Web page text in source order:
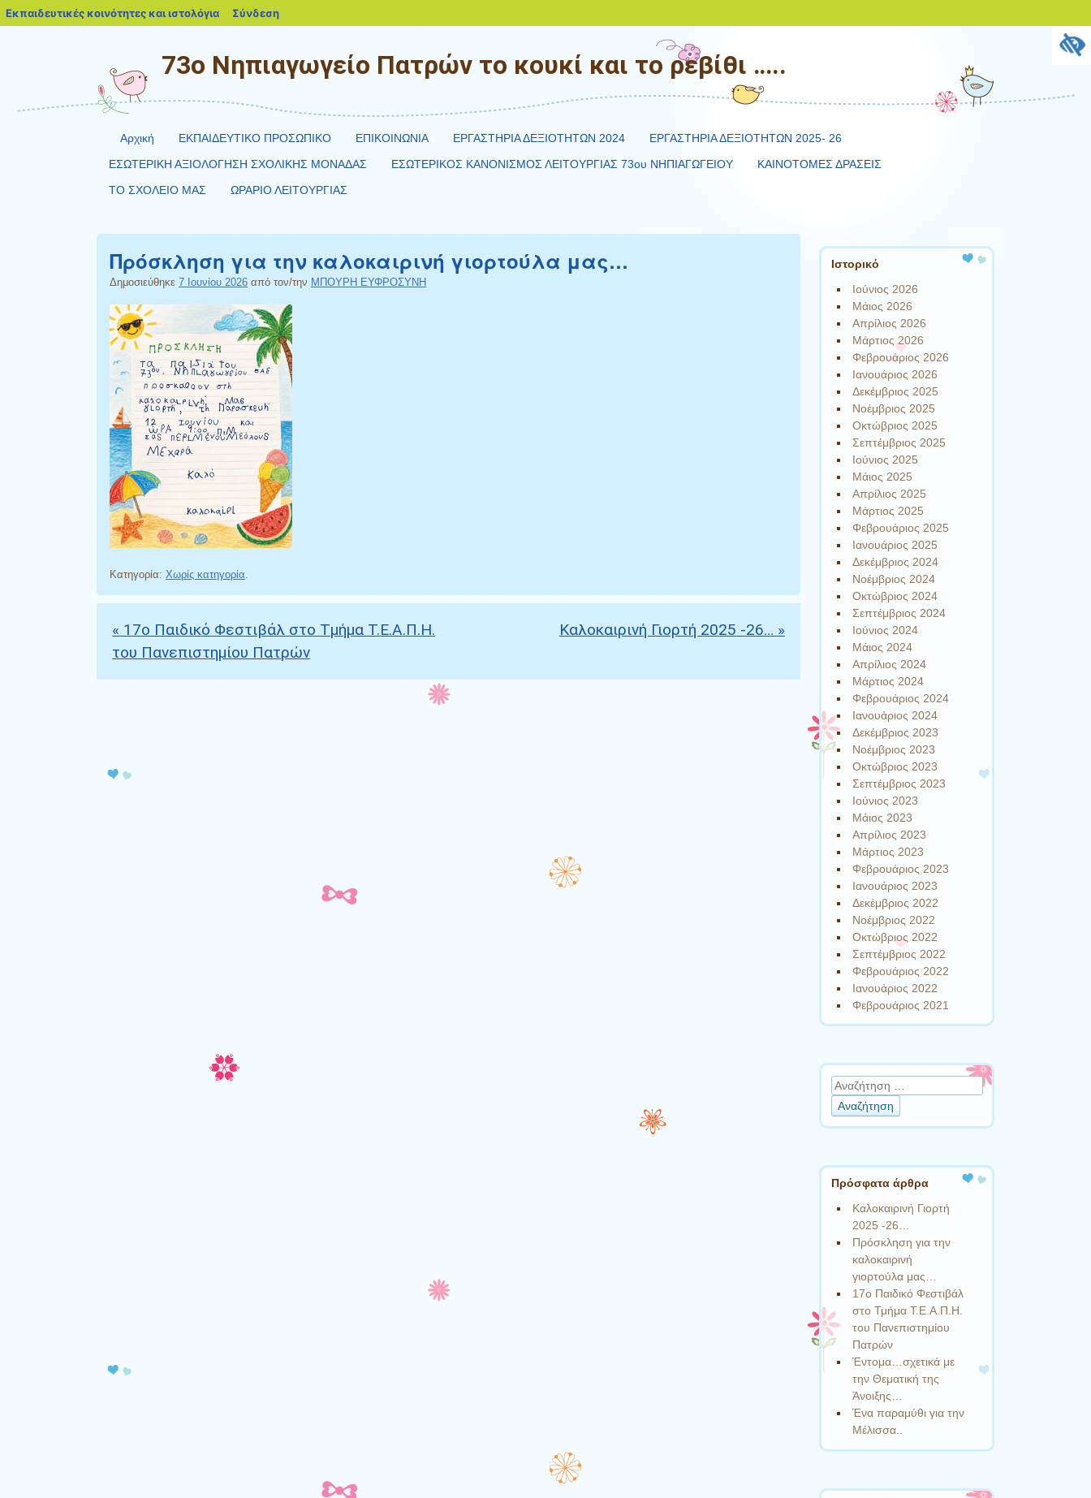
73ο Νηπιαγωγείο Πατρών το κουκί και το ρεβίθι …..
Αρχική ΕΚΠΑΙΔΕΥΤΙΚΟ ΠΡΟΣΩΠΙΚΟ ΕΠΙΚΟΙΝΩΝΙΑ ΕΡΓΑΣΤΗΡΙΑ ΔΕΞΙΟΤΗΤΩΝ 2024
ΕΡΓΑΣΤΗΡΙΑ ΔΕΞΙΟΤΗΤΩΝ 2025- 26
ΕΣΩΤΕΡΙΚΗ ΑΞΙΟΛΟΓΗΣΗ ΣΧΟΛΙΚΗΣ ΜΟΝΑΔΑΣ
ΕΣΩΤΕΡΙΚΟΣ ΚΑΝΟΝΙΣΜΟΣ ΛΕΙΤΟΥΡΓΙΑΣ 73ου ΝΗΠΙΑΓΩΓΕΙΟΥ
ΚΑΙΝΟΤΟΜΕΣ ΔΡΑΣΕΙΣ
ΤΟ ΣΧΟΛΕΙΟ ΜΑΣ
ΩΡΑΡΙΟ ΛΕΙΤΟΥΡΓΙΑΣ
Πρόσκληση για την καλοκαιρινή γιορτούλα μας…
Δημοσιεύθηκε 7 Ιουνίου 2026 από τον/την ΜΠΟΥΡΗ ΕΥΦΡΟΣΥΝΗ
Κατηγορία: Χωρίς κατηγορία.
Πλοήγηση άρθρων
« 17ο Παιδικό Φεστιβάλ στο Τμήμα Τ.Ε.Α.Π.Η.
του Πανεπιστημίου Πατρών
Καλοκαιρινή Γιορτή 2025 -26… »
Ιστορικό
Ιούνιος 2026
Μάιος 2026
Απρίλιος 2026
Μάρτιος 2026
Φεβρουάριος 2026
Ιανουάριος 2026
Δεκέμβριος 2025
Νοέμβριος 2025
Οκτώβριος 2025
Σεπτέμβριος 2025
Ιούνιος 2025
Μάιος 2025
Απρίλιος 2025
Μάρτιος 2025
Φεβρουάριος 2025
Ιανουάριος 2025
Δεκέμβριος 2024
Νοέμβριος 2024
Οκτώβριος 2024
Σεπτέμβριος 2024
Ιούνιος 2024
Μάιος 2024
Απρίλιος 2024
Μάρτιος 2024
Φεβρουάριος 2024
Ιανουάριος 2024
Δεκέμβριος 2023
Νοέμβριος 2023
Οκτώβριος 2023
Σεπτέμβριος 2023
Ιούνιος 2023
Μάιος 2023
Απρίλιος 2023
Μάρτιος 2023
Φεβρουάριος 2023
Ιανουάριος 2023
Δεκέμβριος 2022
Νοέμβριος 2022
Οκτώβριος 2022
Σεπτέμβριος 2022
Φεβρουάριος 2022
Ιανουάριος 2022
Φεβρουάριος 2021
Αναζήτηση
Πρόσφατα άρθρα
Καλοκαιρινή Γιορτή
2025 -26…
Πρόσκληση για την
καλοκαιρινή
γιορτούλα μας…
17ο Παιδικό Φεστιβάλ
στο Τμήμα Τ.Ε.Α.Π.Η.
του Πανεπιστημίου
Πατρών
Έντομα…σχετικά με
την Θεματική της
Άνοιξης…
Ένα παραμύθι για την
Μέλισσα..
Εκπαιδευτικές κοινότητες και ιστολόγια blogs.sch.gr
Σύνδεση